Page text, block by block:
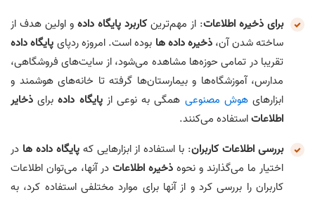
برای ذخیره اطلاعات: از مهم‌ترینکاربرد پایگاه داده و اولین هدف از
ساخته شدن آن، ذخیره داده ها بوده است. امروزه ردپای پایگاه داده
تقریبا در تمامی حوزه‌ها مشاهده می‌شود، از سایت‌های فروشگاهی،
مدارس، آموزشگاه‌ها و بیمارستان‌ها گرفته تا خانه‌های هوشمند و
ابزارهایهوش مصنوعی همگی به نوعی ازپایگاه دادهبرای ذخایر
اطلاعاتاستفاده می‌کنند.
بررسی اطلاعات کاربران: با استفاده از ابزارهایی کهپایگاه داده ها در
اختیار ما می‌گذارند و نحوه ذخیره اطلاعات در آنها، می‌توان اطلاعات
کاربران را بررسی کرد و از آنها برای موارد مختلفی استفاده کرد، به